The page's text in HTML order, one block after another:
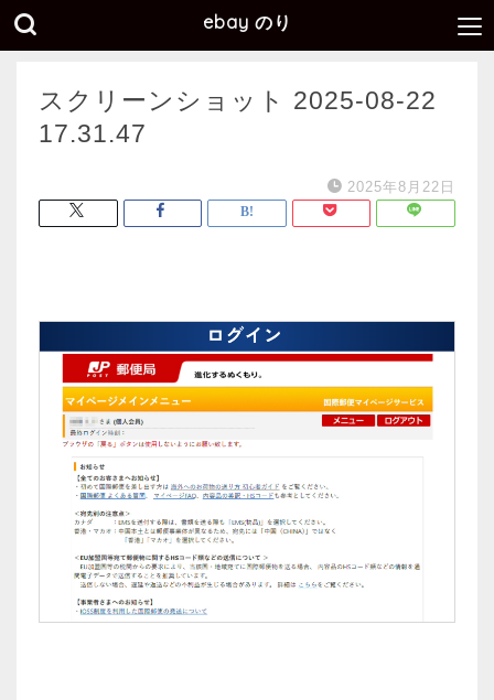
ebay のり
スクリーンショット 2025-08-22
17.31.47
2025年8月22日